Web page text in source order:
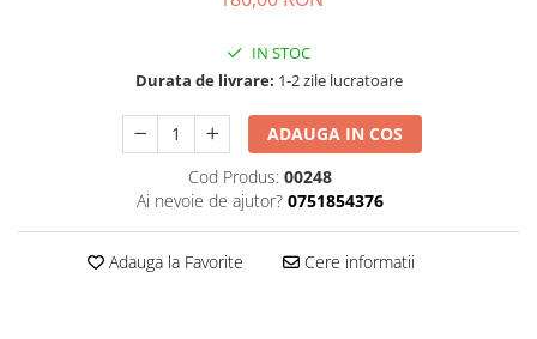
IN STOC
Durata de livrare: 1-2 zile lucratoare
ADAUGA IN COS
Cod Produs: 00248
Ai nevoie de ajutor? 0751854376
Adauga la Favorite Cere informatii